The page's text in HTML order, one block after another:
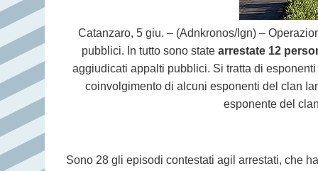
Catanzaro, 5 giu. – (Adnkronos/Ign) –
pubblici. In tutto sono statearrestate 12
aggiudicati appalti pubblici. Si tratta di
coinvolgimento di alcuni esponenti del clan
esponente del
Sono 28 gli episodi contestati agil arrestati, che